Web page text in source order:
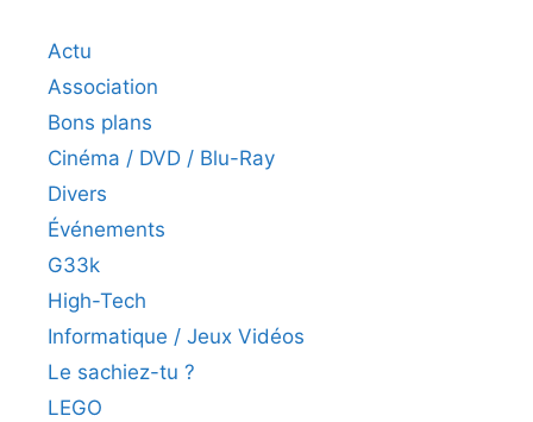
Actu
Association
Bons plans
Cinéma / DVD / Blu-Ray
Divers
Événements
G33k
High-Tech
Informatique / Jeux Vidéos
Le sachiez-tu ?
LEGO